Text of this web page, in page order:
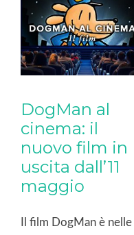
altri. Con 50 anni di
carriera e oltre 100 tra
film e serie tv, la […]
DogMan al
cinema: il
nuovo film in
uscita dall’11
maggio
Il film DogMan è nelle